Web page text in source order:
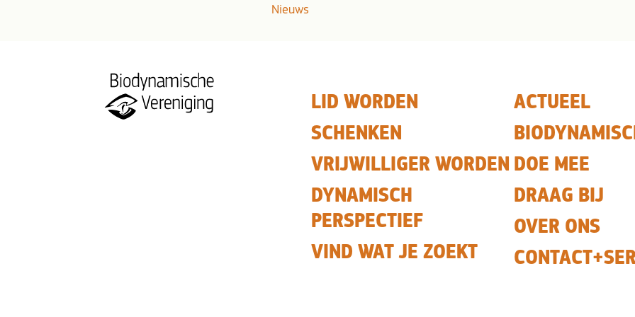
Nieuws
LID WORDEN
SCHENKEN
VRIJWILLIGER WORDEN
DYNAMISCH
PERSPECTIEF
VIND WAT JE ZOEKT
ACTUEEL
DOE MEE
DRAAG BIJ
OVER ONS